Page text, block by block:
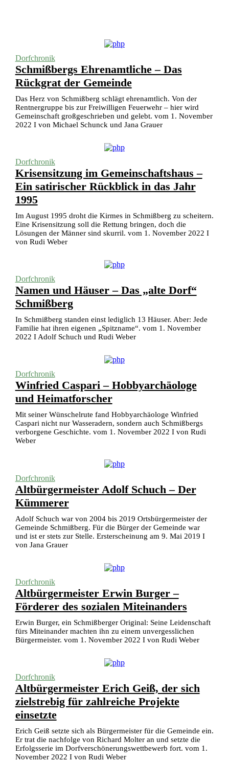
Dorfchronik
Schmißbergs Ehrenamtliche – Das
Rückgrat der Gemeinde
Das Herz von Schmißberg schlägt ehrenamtlich. Von der
Rentnergruppe bis zur Freiwilligen Feuerwehr – hier wird
Gemeinschaft großgeschrieben und gelebt. vom 1. November
2022 I von Michael Schunck und Jana Grauer
Dorfchronik
Krisensitzung im Gemeinschaftshaus –
Ein satirischer Rückblick in das Jahr
1995
Im August 1995 droht die Kirmes in Schmißberg zu scheitern.
Eine Krisensitzung soll die Rettung bringen, doch die
Lösungen der Männer sind skurril. vom 1. November 2022 I
von Rudi Weber
Dorfchronik
Namen und Häuser – Das „alte Dorf“
Schmißberg
In Schmißberg standen einst lediglich 13 Häuser. Aber: Jede
Familie hat ihren eigenen „Spitzname“. vom 1. November
2022 I Adolf Schuch und Rudi Weber
Dorfchronik
Winfried Caspari – Hobbyarchäologe
und Heimatforscher
Mit seiner Wünschelrute fand Hobbyarchäologe Winfried
Caspari nicht nur Wasseradern, sondern auch Schmißbergs
verborgene Geschichte. vom 1. November 2022 I von Rudi
Weber
Dorfchronik
Altbürgermeister Adolf Schuch – Der
Kümmerer
Adolf Schuch war von 2004 bis 2019 Ortsbürgermeister der
Gemeinde Schmißberg. Für die Bürger der Gemeinde war
und ist er stets zur Stelle. Ersterscheinung am 9. Mai 2019 I
von Jana Grauer
Dorfchronik
Altbürgermeister Erwin Burger –
Förderer des sozialen Miteinanders
Erwin Burger, ein Schmißberger Original: Seine Leidenschaft
fürs Miteinander machten ihn zu einem unvergesslichen
Bürgermeister. vom 1. November 2022 I von Rudi Weber
Dorfchronik
Altbürgermeister Erich Geiß, der sich
zielstrebig für zahlreiche Projekte
einsetzte
Erich Geiß setzte sich als Bürgermeister für die Gemeinde ein.
Er trat die nachfolge von Richard Molter an und setzte die
Erfolgsserie im Dorfverschönerungswettbewerb fort. vom 1.
November 2022 I von Rudi Weber